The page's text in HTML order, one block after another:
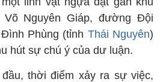
Nguyên Giáp, đường Đội
Phùng (tỉnh Thái Nguyên)
hút sự chú ý của dư luận.
thời điểm xảy ra sự việc,